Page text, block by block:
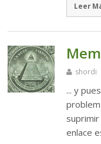
Leer
shordi
... y
enlace